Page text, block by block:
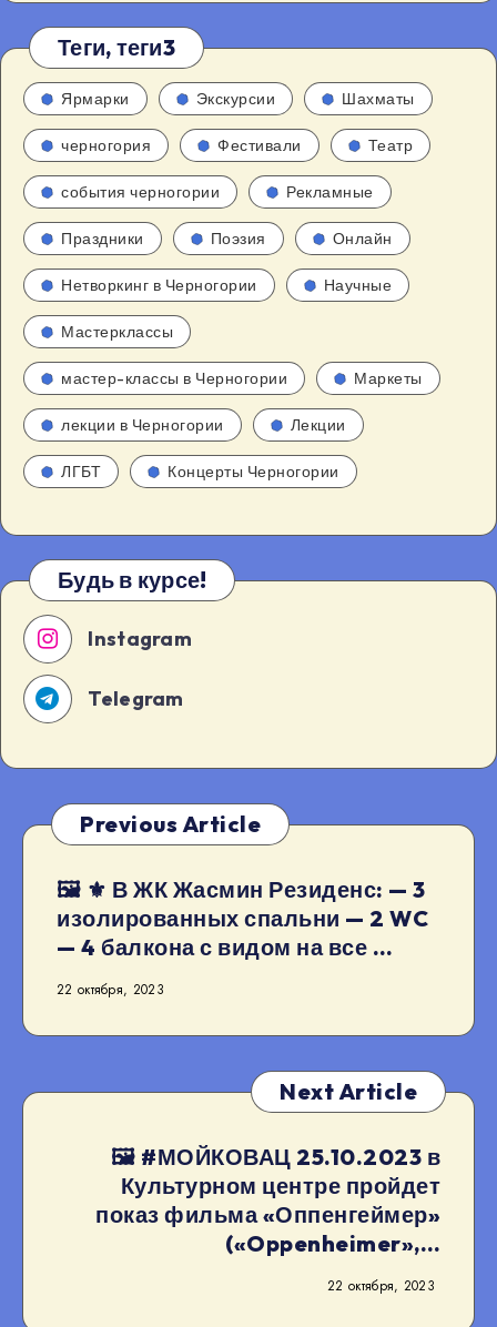
Теги, теги3
Ярмарки Экскурсии Шахматы
черногория Фестивали Театр
события черногории Рекламные
Праздники Поэзия Онлайн
Нетворкинг в Черногории Научные
Мастерклассы
мастер-классы в Черногории Маркеты
лекции в Черногории Лекции
ЛГБТ Концерты Черногории
Будь в курсе!
Instagram
Telegram
Previous Article
🖼 ⚜️ В ЖК Жасмин Резиденс: — 3
изолированных спальни — 2 WC
— 4 балкона с видом на все …
22 октября, 2023
Next Article
🖼 #МОЙКОВАЦ 25.10.2023 в
Культурном центре пройдет
показ фильма «Оппенгеймер»
(«Oppenheimer»,…
22 октября, 2023